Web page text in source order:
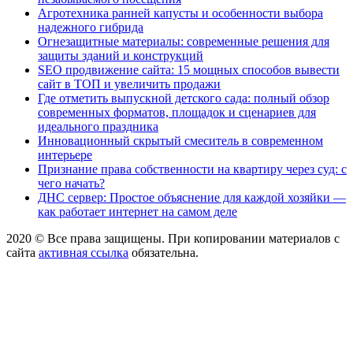
Агротехника ранней капусты и особенности выбора
надежного гибрида
Огнезащитные материалы: современные решения для
защиты зданий и конструкций
SEO продвижение сайта: 15 мощных способов вывести
сайт в ТОП и увеличить продажи
Где отметить выпускной детского сада: полный обзор
современных форматов, площадок и сценариев для
идеального праздника
Инновационный скрытый смеситель в современном
интерьере
Признание права собственности на квартиру через суд: с
чего начать?
ДНС сервер: Простое объяснение для каждой хозяйки —
как работает интернет на самом деле
2020 © Все права защищены. При копировании материалов с
сайта активная ссылка обязательна.